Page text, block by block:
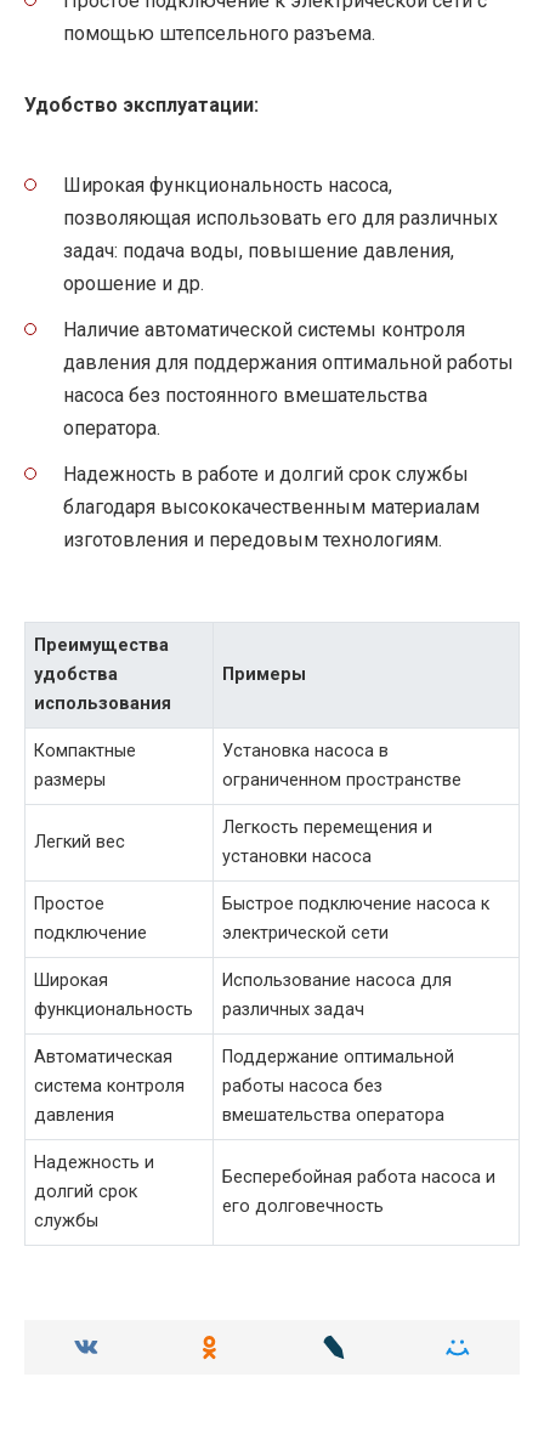
помощью штепсельного разъема.
Удобство эксплуатации:
Широкая функциональность насоса,
позволяющая использовать его для различных
задач: подача воды, повышение давления,
орошение и др.
Наличие автоматической системы контроля
давления для поддержания оптимальной работы
насоса без постоянного вмешательства
оператора.
Надежность в работе и долгий срок службы
благодаря высококачественным материалам
изготовления и передовым технологиям.
Преимущества
удобства
использования
Примеры
Компактные
размеры
Установка насоса в
ограниченном пространстве
Легкий вес
Легкость перемещения и
установки насоса
Простое
подключение
Быстрое подключение насоса к
электрической сети
Широкая
функциональность
Использование насоса для
различных задач
Автоматическая
система контроля
давления
Поддержание оптимальной
работы насоса без
вмешательства оператора
Надежность и
долгий срок
службы
Бесперебойная работа насоса и
его долговечность